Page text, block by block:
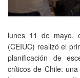
lunes 11 de mayo,
(CEIUC) realizó el
planificación de
críticos de Chile: